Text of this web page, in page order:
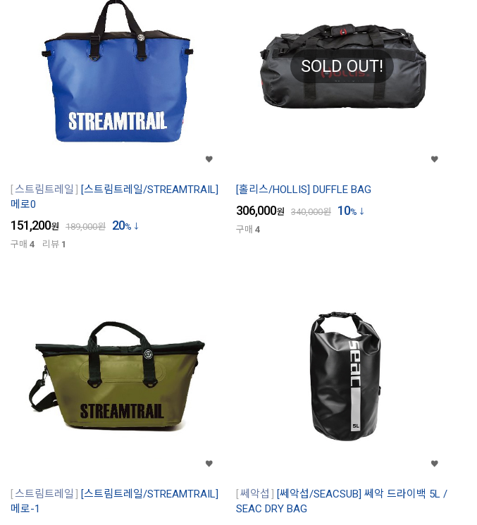
스트림트레일
[스트림트레일/STREAMTRAIL]
메로0
151,200원 189,000원 20%
구매 4 리뷰 1
SOLD OUT!
[홀리스/HOLLIS] DUFFLE BAG
306,000원 340,000원 10%
구매 4
스트림트레일
[스트림트레일/STREAMTRAIL]
메로-1
쎄악섭
[쎄악섭/SEACSUB] 쎄악 드라이백 5L /
SEAC DRY BAG